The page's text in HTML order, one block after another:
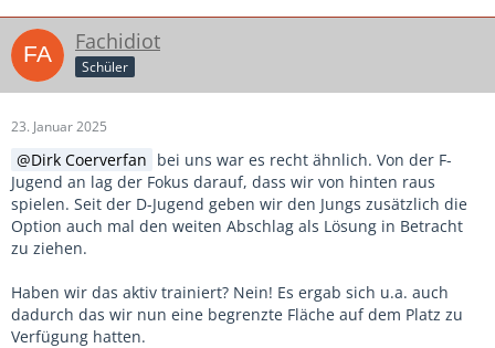
immer und immer wieder spielen und das unter
Wettkampfdruck?
Wenn Du solche taktischen Vorgaben in diesen Alterstufen
machst, können sich dann die Kinder kreative Lösungen
Ich persönlich denke, dass die Kinder in der F-, E- und D-
Jugend keine taktischen Beschränkungen auferlegt
bekommen sollten.
Frei nach dem Zitat von Konfuzius: Sage es mir und ich
vergesse es. Zeige es mir und ich werde es vielleicht
beherrschen. Ich bin mir auch bewusst, dass ich mit meiner
Meinung fast ganz alleine da stehe.
Fachidiot
Schüler
23. Januar 2025
Dirk Coerverfan bei uns war es recht ähnlich. Von der F-
Jugend an lag der Fokus darauf, dass wir von hinten raus
spielen. Seit der D-Jugend geben wir den Jungs zusätzlich die
Option auch mal den weiten Abschlag als Lösung in Betracht
zu ziehen.
Haben wir das aktiv trainiert? Nein! Es ergab sich u.a. auch
dadurch das wir nun eine begrenzte Fläche auf dem Platz zu
Verfügung hatten.